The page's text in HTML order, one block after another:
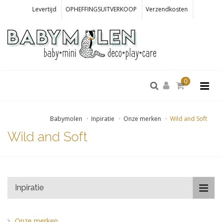
Levertijd OPHEFFINGSUITVERKOOP Verzendkosten
0
Babymolen Inpiratie Onze merken Wild and Soft
Wild and Soft
Inpiratie